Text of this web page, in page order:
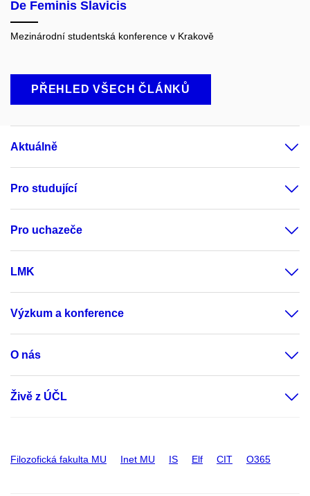
De Feminis Slavicis
Mezinárodní studentská konference v Krakově
PŘEHLED VŠECH ČLÁNKŮ
Aktuálně
Pro studující
Pro uchazeče
LMK
Výzkum a konference
O nás
Živě z ÚČL
Filozofická fakulta MU Inet MU IS Elf CIT O365